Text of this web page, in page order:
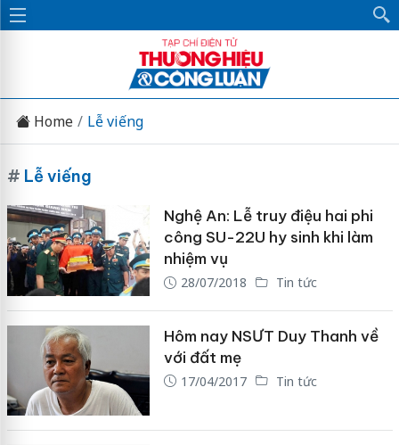
Home Lễ viếng
# Lễ viếng
Nghệ An: Lễ truy điệu hai phi
công SU-22U hy sinh khi làm
nhiệm vụ
28/07/2018 Tin tức
Hôm nay NSƯT Duy Thanh về
với đất mẹ
17/04/2017 Tin tức